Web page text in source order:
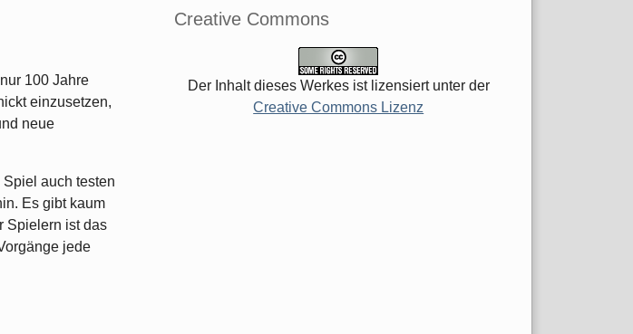
100 Jahre
einzusetzen,
neue
auch testen
Es gibt kaum
Spielern ist das
jede
Creative Commons
Der Inhalt dieses Werkes ist lizensiert unter der
Creative Commons Lizenz